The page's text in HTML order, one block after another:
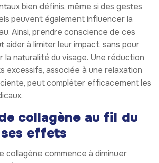
bien définis, même si des gestes
peuvent également influencer la
Ainsi, prendre conscience de ces
aider à limiter leur impact, sans pour
la naturalité du visage. Une réduction
excessifs, associée à une relaxation
peut compléter efficacement les
collagène au fil du
effets
collagène commence à diminuer